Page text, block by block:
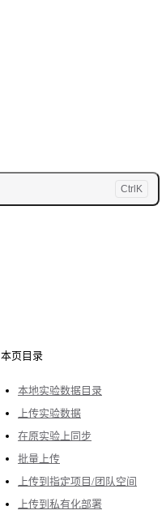
Ctrl K
本页目录
本地实验数据目录
上传实验数据
在原实验上同步
批量上传
上传到指定项目/团队空间
上传到私有化部署